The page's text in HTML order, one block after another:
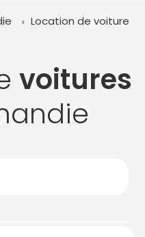
Location de voiture
voitures
Octobre